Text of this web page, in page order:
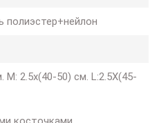
полиэстер+нейлон
M: 2.5x(40-50) см. L:2.5X(45-